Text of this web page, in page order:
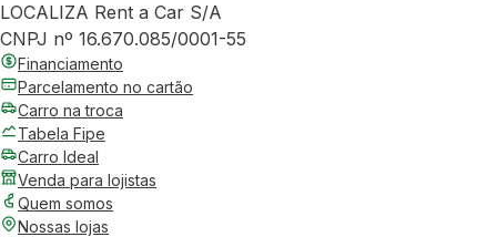
LOCALIZA Rent a Car S/A
CNPJ nº 16.670.085/0001-55
Financiamento
Parcelamento no cartão
Carro na troca
Tabela Fipe
Carro Ideal
Venda para lojistas
Quem somos
Nossas lojas